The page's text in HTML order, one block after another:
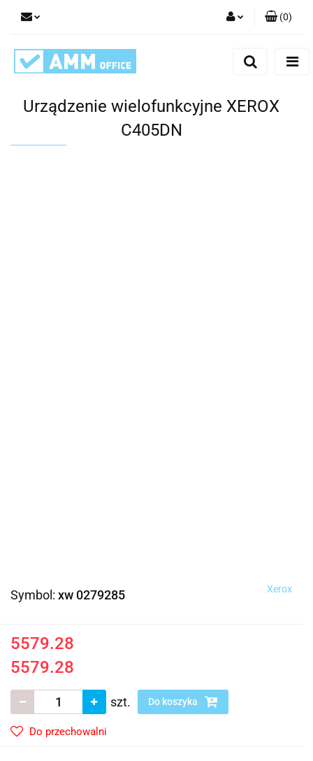
(0)
Urządzenie wielofunkcyjne XEROX
C405DN
Symbol: xw 0279285 Xerox
5579.28
5579.28
szt. Do koszyka
Do przechowalni